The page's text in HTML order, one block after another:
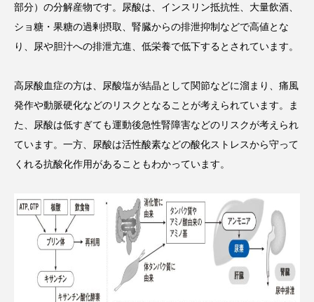
部分）の分解産物です。尿酸は、インスリン抵抗性、大量飲酒、
ショ糖・果糖の過剰摂取、腎臓からの排泄抑制などで高値とな
り、尿や胆汁への排泄亢進、低栄養で低下するとされています。
高尿酸血症の方は、尿酸塩が結晶として関節などに溜まり、痛風
発作や動脈硬化などのリスクとなることが考えられています。ま
た、尿酸は低すぎても運動後急性腎障害などのリスクが考えられ
ています。一方、尿酸は活性酸素などの酸化ストレスから守って
くれる抗酸化作用があることもわかっています。